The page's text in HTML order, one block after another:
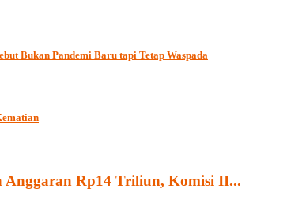
Bukan Pandemi Baru tapi Tetap Waspada
Anggaran Rp14 Triliun, Komisi II...